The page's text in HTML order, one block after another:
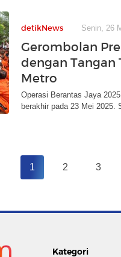
detikNews Senin, 26
Gerombolan
dengan Tangan
Metro
Operasi Berantas Jaya
berakhir pada 23 Mei 2025.
1 2 3
Kategori